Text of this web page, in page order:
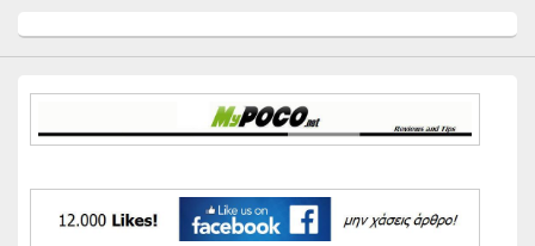
Sidebar
Widget